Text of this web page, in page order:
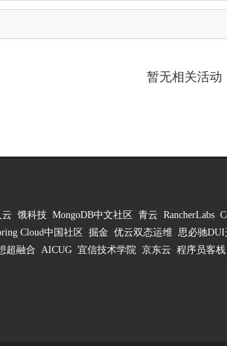
暂无相关活动
饿科技 MongoDB中文社区 青云 RancherLabs
Cloud中国社区 掘金 优云双态运维 思必驰DUI
超融合 AICUG 宜信技术学院 京东云 程序员客栈